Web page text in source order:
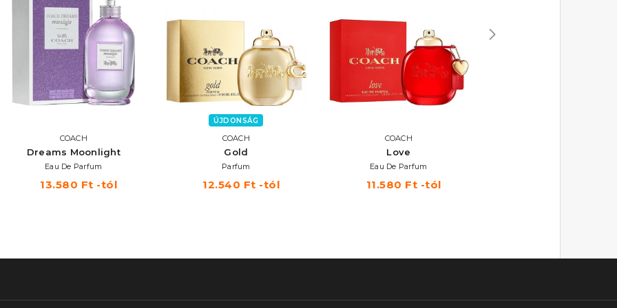
COACH
Dreams Moonlight
Eau De Parfum
13.580 Ft -tól
ÚJDONSÁG
COACH
Gold
Parfum
12.540 Ft -tól
COACH
Love
Eau De Parfum
11.580 Ft -tól